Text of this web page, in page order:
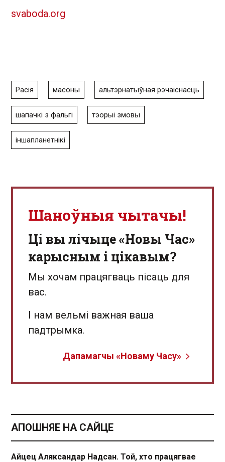
svaboda.org
Расія масоны альтэрнатыўная рэчаіснасць
шапачкі з фальгі тэорыі змовы
іншапланетнікі
Шаноўныя чытачы!
Ці вы лічыце «Новы Час»
карысным і цікавым?
Мы хочам працягваць пісаць для
вас.
І нам вельмі важная ваша
падтрымка.
Дапамагчы «Новаму Часу»
АПОШНЯЕ НА САЙЦЕ
Айцец Аляксандар Надсан. Той, хто працягвае